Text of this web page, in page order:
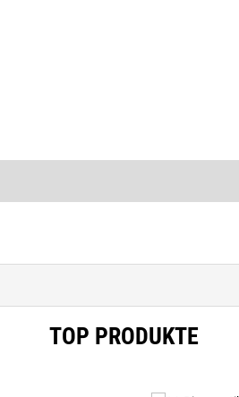
TOP PRODUKTE